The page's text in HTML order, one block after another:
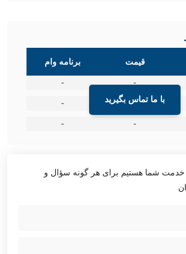
با ما تماس بگیرید
قیمت
برنامه وام
-
-
-
-
-
-
اینجا 24/7 در خدمت شما هستیم برای هر گونه سؤال و